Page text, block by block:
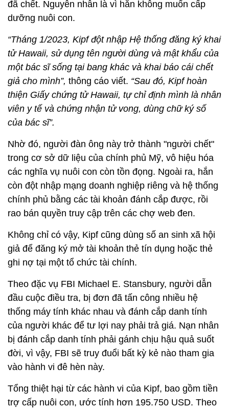
đã chết. Nguyên nhân là vì hắn không muốn cấp
dưỡng nuôi con.
“Tháng 1/2023, Kipf đột nhập Hệ thống đăng ký khai
tử Hawaii, sử dụng tên người dùng và mật khẩu của
một bác sĩ sống tại bang khác và khai báo cái chết
giả cho mình”, thông cáo viết. “Sau đó, Kipf hoàn
thiện Giấy chứng tử Hawaii, tự chỉ định mình là nhân
viên y tế và chứng nhận tử vong, dùng chữ ký số
của bác sĩ”.
Nhờ đó, người đàn ông này trở thành "người chết"
trong cơ sở dữ liệu của chính phủ Mỹ, vô hiệu hóa
các nghĩa vụ nuôi con còn tồn đọng. Ngoài ra, hắn
còn đột nhập mạng doanh nghiệp riêng và hệ thống
chính phủ bằng các tài khoản đánh cắp được, rồi
rao bán quyền truy cập trên các chợ web đen.
Không chỉ có vậy, Kipf cũng dùng số an sinh xã hội
giả để đăng ký mở tài khoản thẻ tín dụng hoặc thẻ
ghi nợ tại một tổ chức tài chính.
Theo đặc vụ FBI Michael E. Stansbury, người dẫn
đầu cuộc điều tra, bị đơn đã tấn công nhiều hệ
thống máy tính khác nhau và đánh cắp danh tính
của người khác để tư lợi nay phải trả giá. Nạn nhân
bị đánh cắp danh tính phải gánh chịu hậu quả suốt
đời, vì vậy, FBI sẽ truy đuổi bất kỳ kẻ nào tham gia
vào hành vi đê hèn này.
Tổng thiệt hại từ các hành vi của Kipf, bao gồm tiền
trợ cấp nuôi con, ước tính hơn 195.750 USD. Theo